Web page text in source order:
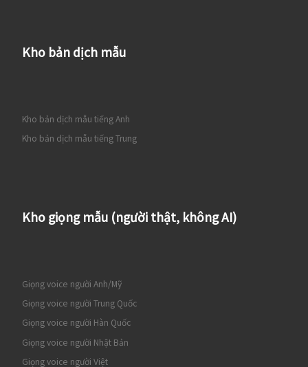
Kho bản dịch mẫu
Kho bản dịch mẫu tiếng Anh
Kho bản dịch mẫu tiếng Trung
Kho giọng mẫu (người thật, không AI)
Giọng voice người Anh/Mỹ
Giọng voice người Trung Quốc
Giọng voice người Hàn Quốc
Giọng voice người Nhật Bản
Giọng voice người Việt